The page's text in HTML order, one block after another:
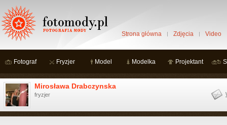
Strona główna Zdjęcia Video
Fotograf Fryzjer Model Modelka Projektant
Mirosława Drabczynska
fryzjer